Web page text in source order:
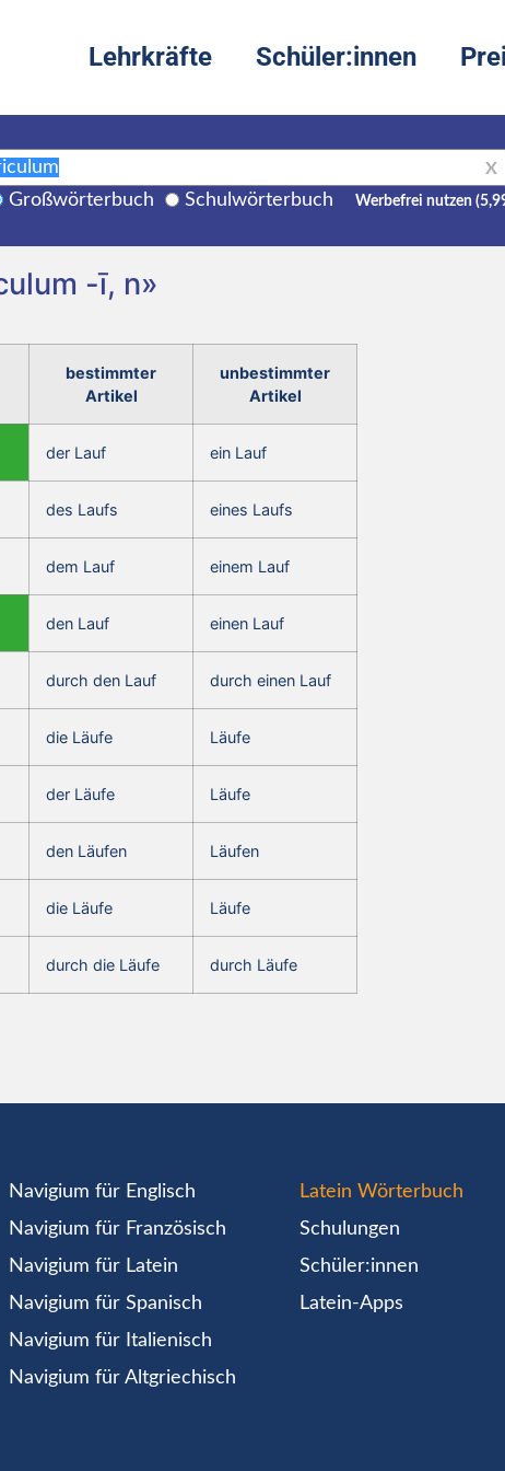
Lehrkräfte Schüler:innen
X
Großwörterbuch Schulwörterbuch Werbefrei nutzen
-ī, n»
bestimmter
Artikel
unbestimmter
Artikel
der Lauf ein Lauf
des Laufs eines Laufs
dem Lauf einem Lauf
den Lauf einen Lauf
durch den Lauf durch einen Lauf
die Läufe Läufe
der Läufe Läufe
den Läufen Läufen
die Läufe Läufe
durch die Läufe durch Läufe
Navigium für Englisch
Navigium für Französisch
Navigium für Latein
Navigium für Spanisch
Navigium für Italienisch
Navigium für Altgriechisch
Latein Wörterbuch
Schulungen
Schüler:innen
Latein-Apps